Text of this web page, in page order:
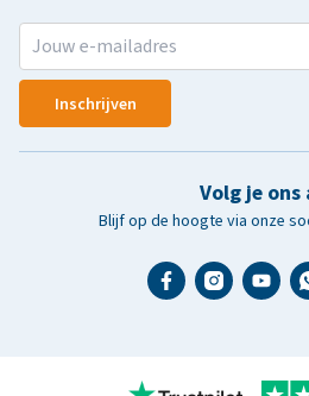
Inschrijven
Volg je ons
Blijf op de hoogte via onze